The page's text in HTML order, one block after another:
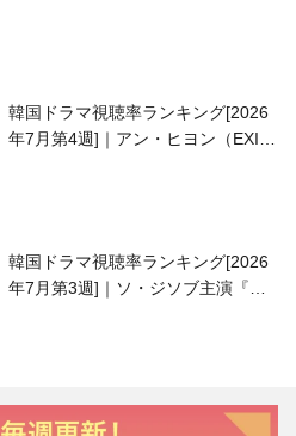
韓国ドラマ視聴率ランキング[2026
年7月第4週]｜アン・ヒヨン（EXID
韓国ドラマ視聴率ランキング[2026
年7月第3週]｜ソ・ジソブ主演『エ